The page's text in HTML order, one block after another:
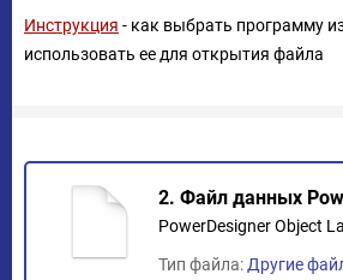
Инструкция - как выбрать программу
использовать ее для открытия файла
2. Файл данных
PowerDesigner Object
Тип файла: Другие